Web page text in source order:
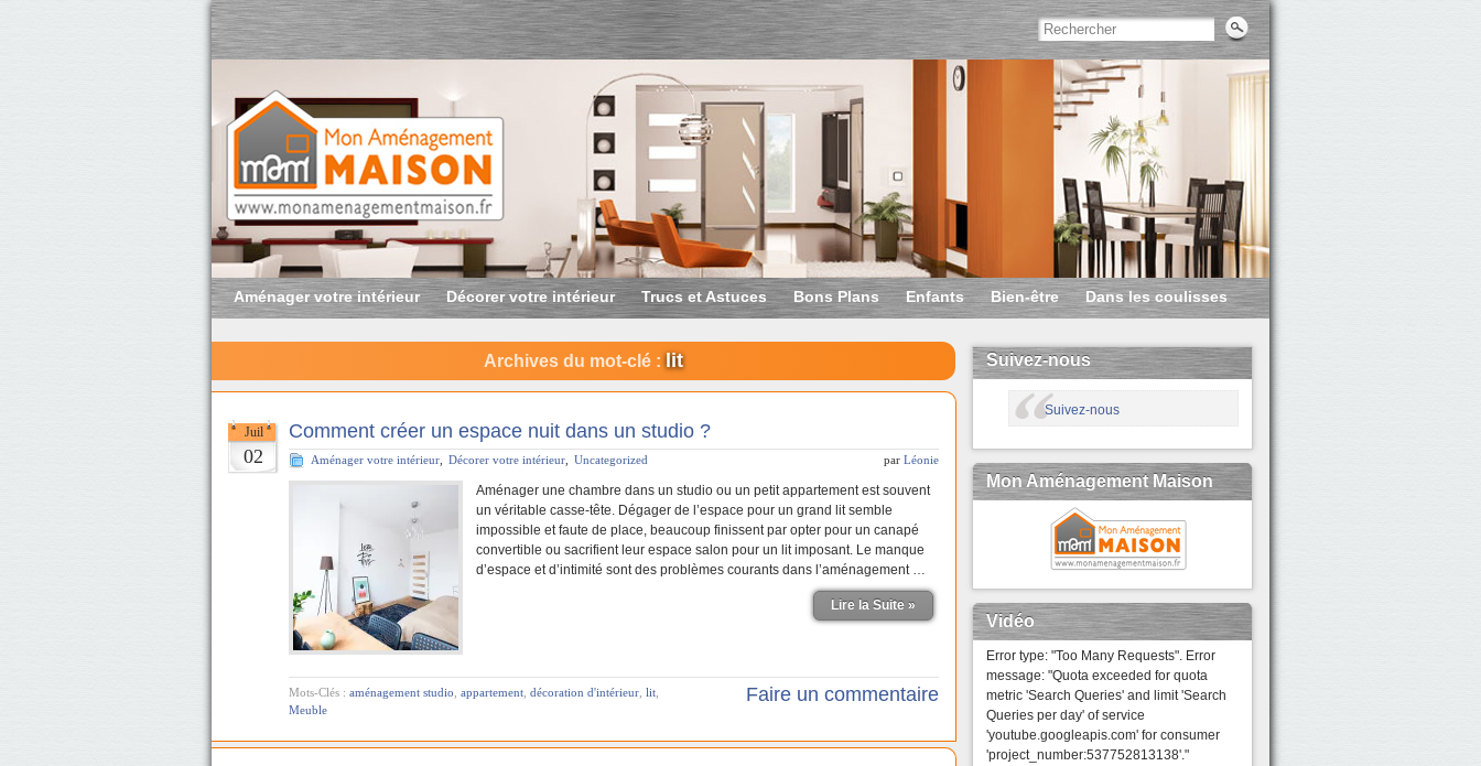
Aménager votre intérieur Décorer votre intérieur Trucs et Astuces Bons Plans Enfants Bien-être Dans les coulisses
Archives du mot-clé : lit
Juil
02
Comment créer un espace nuit dans un studio ?
Aménager votre intérieur Décorer votre intérieur Uncategorized par Léonie
Aménager une chambre dans un studio ou un petit appartement est souvent
un véritable casse-tête. Dégager de l’espace pour un grand lit semble
impossible et faute de place, beaucoup finissent par opter pour un canapé
convertible ou sacrifient leur espace salon pour un lit imposant. Le manque
d’espace et d’intimité sont des problèmes courants dans l’aménagement …
Lire la Suite »
Mots-Clés : aménagement studio appartement décoration d'intérieur lit
Meuble
Faire un commentaire
Suivez-nous
Suivez-nous
Mon Aménagement Maison
Vidéo
Error type: "Too Many Requests". Error
message: "Quota exceeded for quota
metric 'Search Queries' and limit 'Search
Queries per day' of service
'youtube.googleapis.com' for consumer
'project_number:537752813138'."